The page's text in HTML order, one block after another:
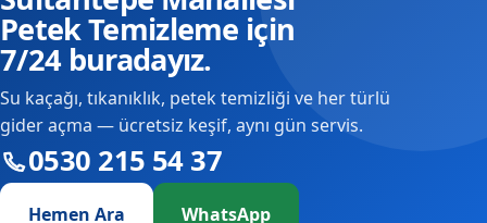
Petek Temizleme için
7/24 buradayız.
Su kaçağı, tıkanıklık, petek temizliği ve her türlü
gider açma — ücretsiz keşif, aynı gün servis.
0530 215 54 37
Hemen Ara WhatsApp